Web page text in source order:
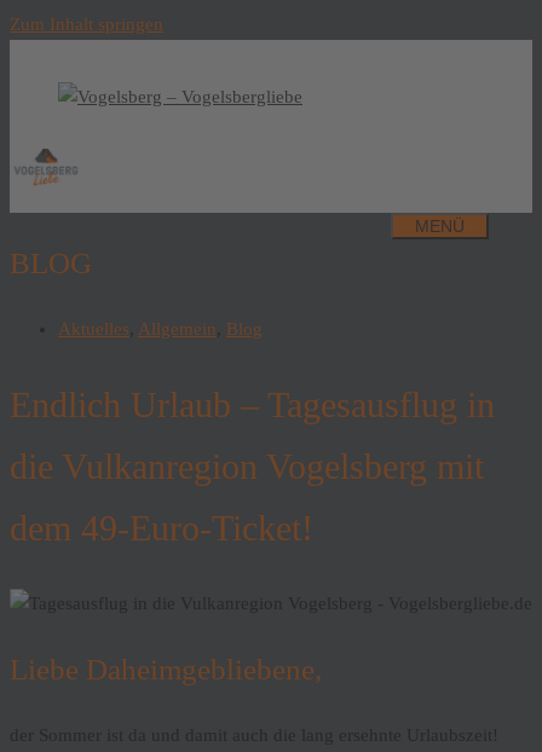
Zum Inhalt springen
MENÜ
BLOG
Aktuelles Allgemein Blog
Endlich Urlaub – Tagesausflug in
die Vulkanregion Vogelsberg mit
dem 49-Euro-Ticket!
Liebe Daheimgebliebene,
der Sommer ist da und damit auch die lang ersehnte Urlaubszeit!